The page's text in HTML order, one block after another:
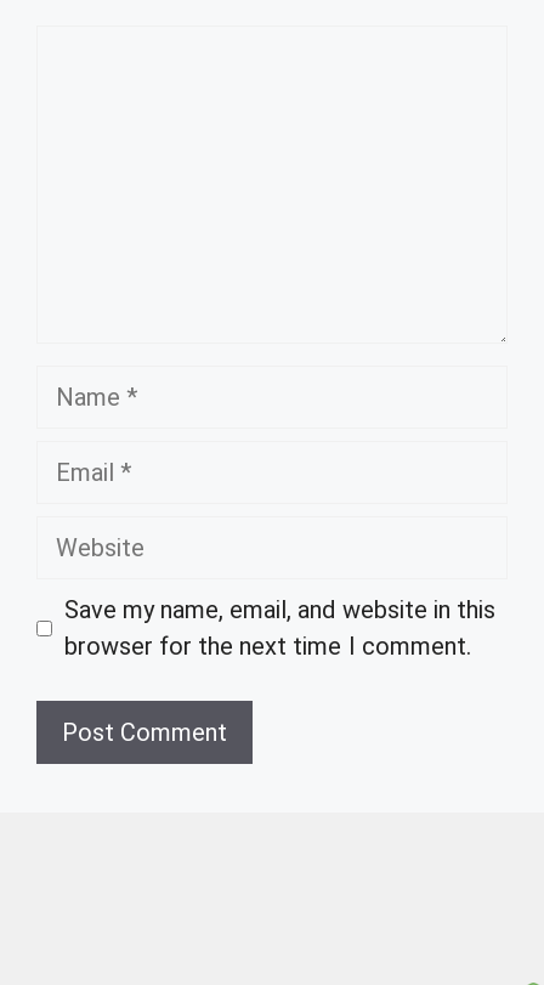
Name
Email
Website
Save my name, email, and website in this
browser for the next time I comment.